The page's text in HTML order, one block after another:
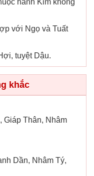
hành Kim không
với Ngọ và Tuất
tuyệt Dậu.
khắc
Giáp Thân, Nhâm
Dần, Nhâm Tý,